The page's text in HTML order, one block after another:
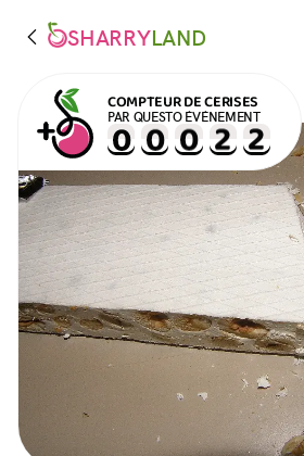
SHARRYLAND
COMPTEUR DE CERISES
PAR QUESTO ÉVÉNEMENT